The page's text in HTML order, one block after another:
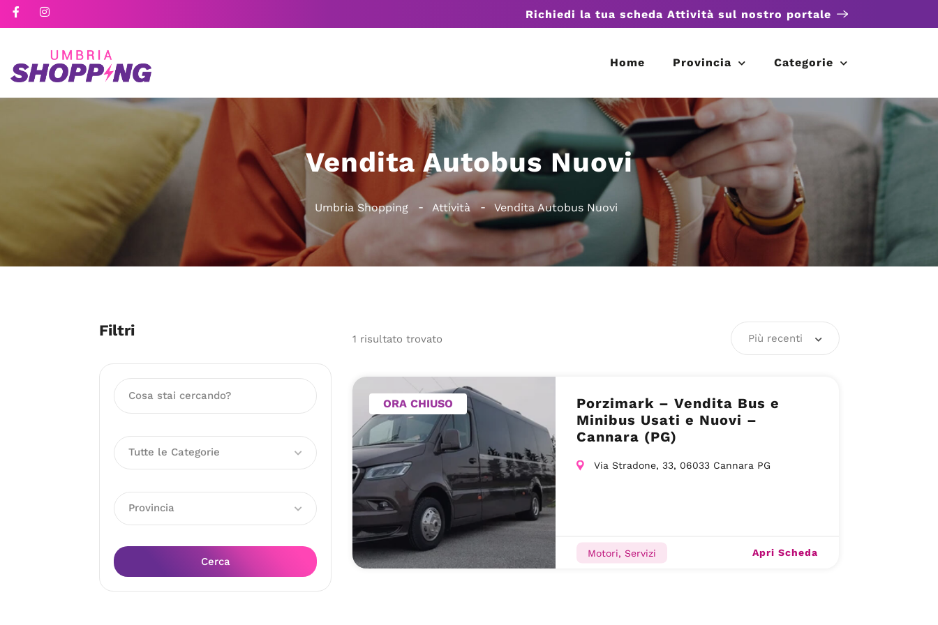
Richiedi la tua scheda Attività sul nostro portale
Home Provincia Categorie
Vendita Autobus Nuovi
Umbria Shopping Attività Vendita Autobus Nuovi
Filtri
Tutte le Categorie
Provincia
Cerca
1 risultato trovato Più recenti
ORA CHIUSO
Porzimark – Vendita Bus e
Minibus Usati e Nuovi –
Cannara (PG)
Via Stradone, 33, 06033 Cannara PG
Motori, Servizi Apri Scheda